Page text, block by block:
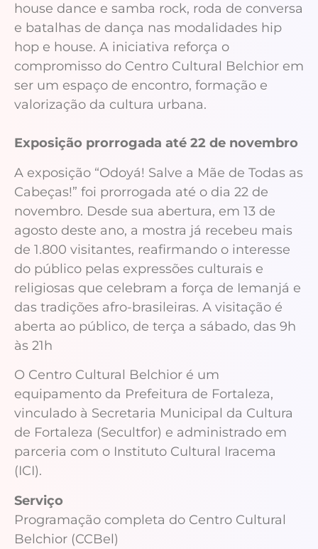
house dance e samba rock, roda de conversa
e batalhas de dança nas modalidades hip
hop e house. A iniciativa reforça o
compromisso do Centro Cultural Belchior em
ser um espaço de encontro, formação e
valorização da cultura urbana.
Exposição prorrogada até 22 de novembro
A exposição “Odoyá! Salve a Mãe de Todas as
Cabeças!” foi prorrogada até o dia 22 de
novembro. Desde sua abertura, em 13 de
agosto deste ano, a mostra já recebeu mais
de 1.800 visitantes, reafirmando o interesse
do público pelas expressões culturais e
religiosas que celebram a força de Iemanjá e
das tradições afro-brasileiras. A visitação é
aberta ao público, de terça a sábado, das 9h
às 21h
O Centro Cultural Belchior é um
equipamento da Prefeitura de Fortaleza,
vinculado à Secretaria Municipal da Cultura
de Fortaleza (Secultfor) e administrado em
parceria com o Instituto Cultural Iracema
(ICI).
Serviço
Programação completa do Centro Cultural
Belchior (CCBel)